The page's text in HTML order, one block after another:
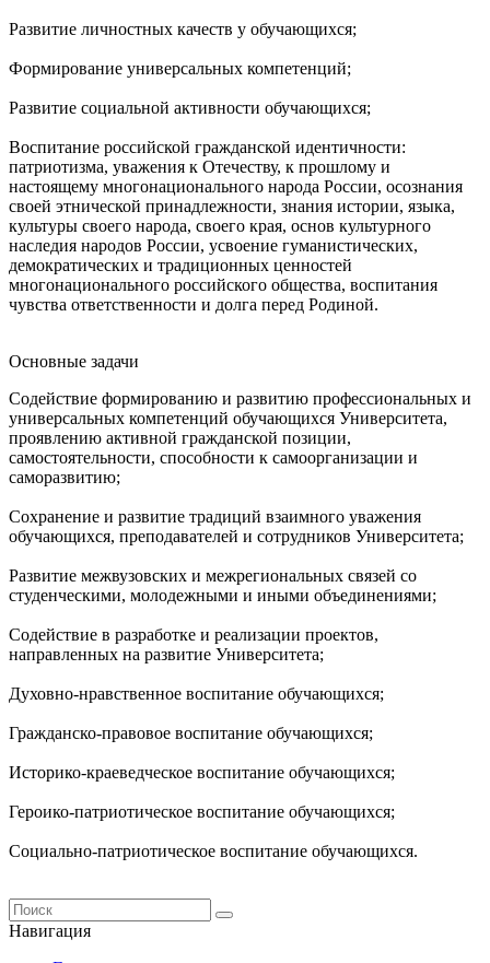
Развитие личностных качеств у обучающихся;
Формирование универсальных компетенций;
Развитие социальной активности обучающихся;
Воспитание российской гражданской идентичности:
патриотизма, уважения к Отечеству, к прошлому и
настоящему многонационального народа России, осознания
своей этнической принадлежности, знания истории, языка,
культуры своего народа, своего края, основ культурного
наследия народов России, усвоение гуманистических,
демократических и традиционных ценностей
многонационального российского общества, воспитания
чувства ответственности и долга перед Родиной.
Основные задачи
Содействие формированию и развитию профессиональных и
универсальных компетенций обучающихся Университета,
проявлению активной гражданской позиции,
самостоятельности, способности к самоорганизации и
саморазвитию;
Сохранение и развитие традиций взаимного уважения
обучающихся, преподавателей и сотрудников Университета;
Развитие межвузовских и межрегиональных связей со
студенческими, молодежными и иными объединениями;
Содействие в разработке и реализации проектов,
направленных на развитие Университета;
Духовно-нравственное воспитание обучающихся;
Гражданско-правовое воспитание обучающихся;
Историко-краеведческое воспитание обучающихся;
Героико-патриотическое воспитание обучающихся;
Социально-патриотическое воспитание обучающихся.
Навигация